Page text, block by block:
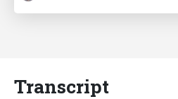
Transcript